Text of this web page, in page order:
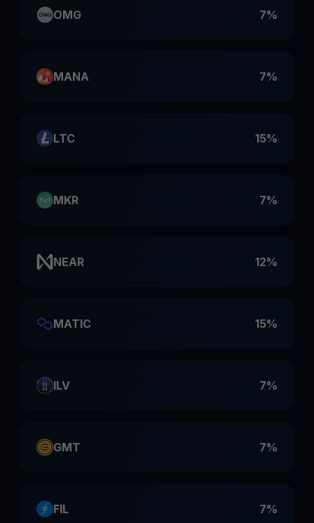
OMG 7%
MANA 7%
LTC 15%
MKR 7%
NEAR 12%
MATIC 15%
ILV 7%
GMT 7%
FIL 7%